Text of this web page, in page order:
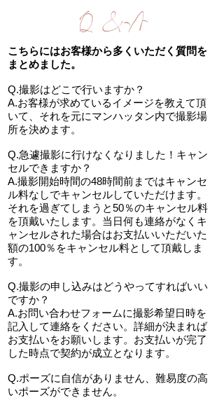
Q & A
こちらにはお客様から多くいただく質問を
まとめました。
Q.撮影はどこで行いますか？
A.お客様が求めているイメージを教えて頂
いて、それを元にマンハッタン内で撮影場
所を決めます。
Q.急遽撮影に行けなくなりました！キャン
セルできますか？
A.撮影開始時間の48時間前まではキャンセ
ル料なしでキャンセルしていただけます。
それを過ぎてしまうと50％のキャンセル料
を頂戴いたします。当日何も連絡がなくキ
ャンセルされた場合はお支払いいただいた
額の100％をキャンセル料として頂戴しま
す。
Q.撮影の申し込みはどうやってすればいい
ですか？
​A.お問い合わせフォームに撮影希望日時を
記入して連絡をください。詳細が決まれば
お支払いをお願いします。お支払いが完了
した時点で契約が成立となります。
Q.ポーズに自信がありません、難易度の高
いポーズができません。